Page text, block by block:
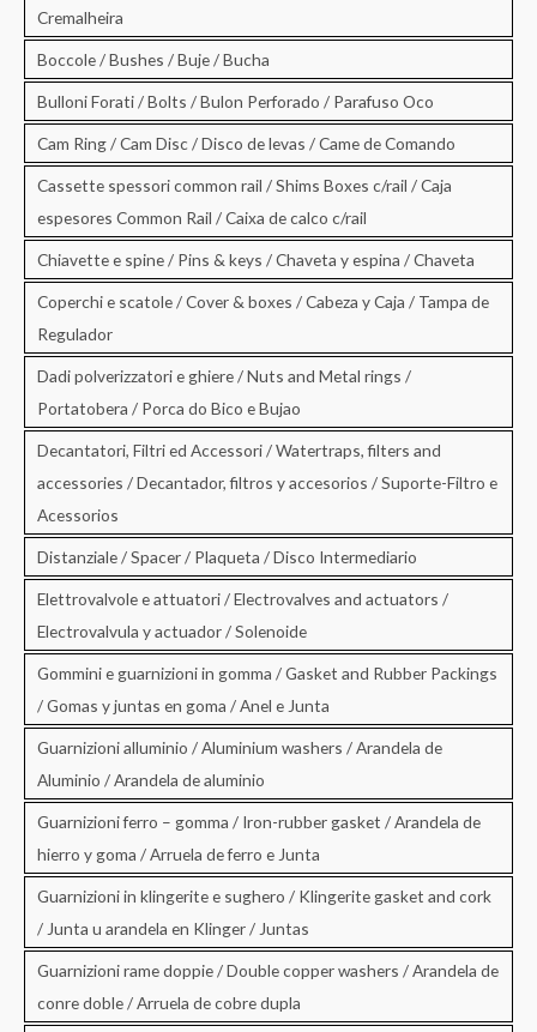
Cremalheira
Boccole / Bushes / Buje / Bucha
Bulloni Forati / Bolts / Bulon Perforado / Parafuso Oco
Cam Ring / Cam Disc / Disco de levas / Came de Comando
Cassette spessori common rail / Shims Boxes c/rail / Caja
espesores Common Rail / Caixa de calco c/rail
Chiavette e spine / Pins & keys / Chaveta y espina / Chaveta
Coperchi e scatole / Cover & boxes / Cabeza y Caja / Tampa de
Regulador
Dadi polverizzatori e ghiere / Nuts and Metal rings /
Portatobera / Porca do Bico e Bujao
Decantatori, Filtri ed Accessori / Watertraps, filters and
accessories / Decantador, filtros y accesorios / Suporte-Filtro e
Acessorios
Distanziale / Spacer / Plaqueta / Disco Intermediario
Elettrovalvole e attuatori / Electrovalves and actuators /
Electrovalvula y actuador / Solenoide
Gommini e guarnizioni in gomma / Gasket and Rubber Packings
/ Gomas y juntas en goma / Anel e Junta
Guarnizioni alluminio / Aluminium washers / Arandela de
Aluminio / Arandela de aluminio
Guarnizioni ferro – gomma / Iron-rubber gasket / Arandela de
hierro y goma / Arruela de ferro e Junta
Guarnizioni in klingerite e sughero / Klingerite gasket and cork
/ Junta u arandela en Klinger / Juntas
Guarnizioni rame doppie / Double copper washers / Arandela de
conre doble / Arruela de cobre dupla